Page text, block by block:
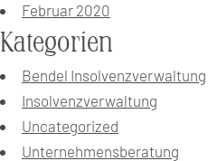
Februar 2020
Kategorien
Bendel Insolvenzverwaltung
Insolvenzverwaltung
Uncategorized
Unternehmensberatung